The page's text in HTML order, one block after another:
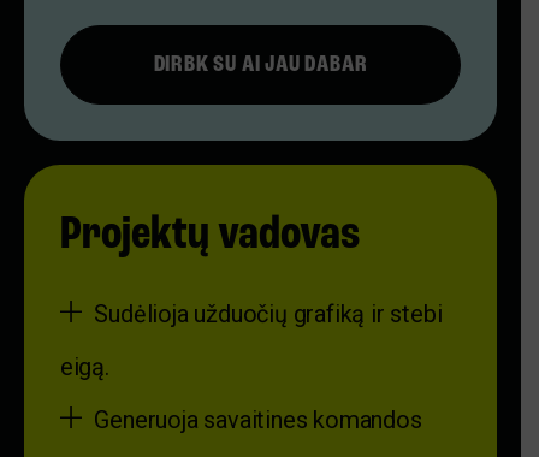
DIRBK SU AI JAU DABAR
Projektų vadovas
Sudėlioja užduočių grafiką ir stebi
eigą.
Generuoja savaitines komandos